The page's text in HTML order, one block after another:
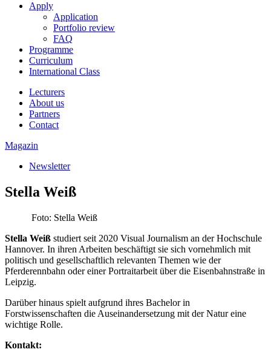
Apply
Application
Portfolio review
FAQ
Programme
Curriculum
International Class
Lecturers
About us
Partners
Contact
Magazin
Newsletter
Stella Weiß
Foto: Stella Weiß
Stella Weiß studiert seit 2020 Visual Journalism an der Hochschule
Hannover. In ihren Arbeiten beschäftigt sie sich vornehmlich mit
politisch und gesellschaftlich relevanten Themen wie der
Pferderennbahn oder einer Portraitarbeit über die Eisenbahnstraße in
Leipzig.
Darüber hinaus spielt aufgrund ihres Bachelor in
Forstwissenschaften die Auseinandersetzung mit der Natur eine
wichtige Rolle.
Kontakt: